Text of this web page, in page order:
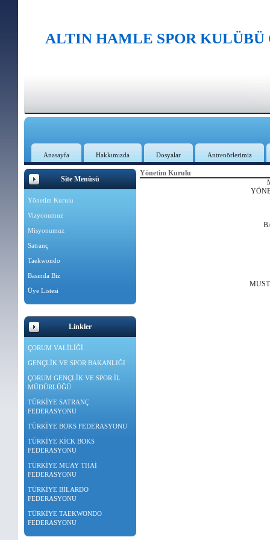
ALTIN HAMLE SPOR KULÜBÜ
Anasayfa Hakkımızda Dosyalar Antrenörlerimiz
Site Menüsü
Yönetim Kurulu
Vizyonumuz
Misyonumuz
Satranç
Taekwondo
Basında Biz
Üye Listesi
Linkler
ÇORUM VALİLİĞİ
GENÇLİK VE SPOR BAKANLIĞI
ÇORUM GENÇLİK VE SPOR İL
MÜDÜRLÜĞÜ
TÜRKİYE SATRANÇ
FEDERASYONU
TÜRKİYE BOKS FEDERASYONU
TÜRKİYE KİCK BOKS
FEDERASYONU
TÜRKİYE MUAY THAİ
FEDERASYONU
TÜRKİYE BİLARDO
FEDERASYONU
TÜRKİYE TAEKWONDO
FEDERASYONU
Yönetim Kurulu